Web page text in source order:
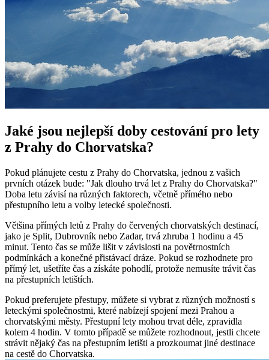
Jaké jsou nejlepší doby cestování pro lety
z Prahy do Chorvatska?
Pokud plánujete cestu z Prahy do Chorvatska, jednou z vašich
prvních otázek bude: "Jak dlouho trvá let z Prahy do Chorvatska?"
Doba letu závisí na různých faktorech, včetně přímého nebo
přestupního letu a volby letecké společnosti.
Většina přímých letů z Prahy do červených chorvatských destinací,
jako je Split, Dubrovník nebo Zadar, trvá zhruba 1 hodinu a 45
minut. Tento čas se může lišit v závislosti na povětrnostních
podmínkách a konečné přistávací dráze. Pokud se rozhodnete pro
přímý let, ušetříte čas a získáte pohodlí, protože nemusíte trávit čas
na přestupních letištích.
Pokud preferujete přestupy, můžete si vybrat z různých možností s
leteckými společnostmi, které nabízejí spojení mezi Prahou a
chorvatskými městy. Přestupní lety mohou trvat déle, zpravidla
kolem 4 hodin. V tomto případě se můžete rozhodnout, jestli chcete
strávit nějaký čas na přestupním letišti a prozkoumat jiné destinace
na cestě do Chorvatska.